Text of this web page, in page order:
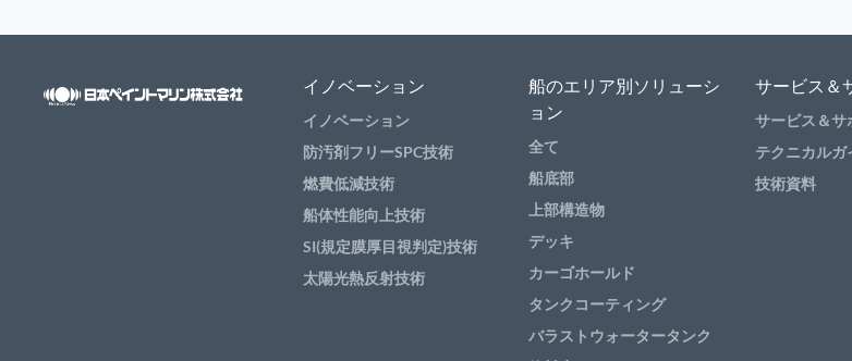
イノベーション
イノベーション
防汚剤フリーSPC技術
燃費低減技術
船体性能向上技術
SI(規定膜厚目視判定)技術
太陽光熱反射技術
船のエリア別ソリューシ
ョン
全て
船底部
上部構造物
デッキ
カーゴホールド
タンクコーティング
バラストウォータータンク
サービス＆
サービス＆サ
テクニカルガ
技術資料